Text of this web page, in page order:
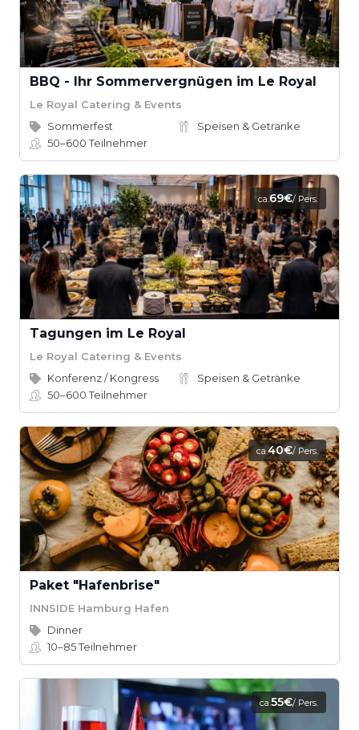
BBQ - Ihr Sommervergnügen im Le Royal
Le Royal Catering & Events
Sommerfest
Speisen & Getränke
50–600Teilnehmer
ca.69€/ Pers.
Tagungen im Le Royal
Le Royal Catering & Events
Konferenz / Kongress
Speisen & Getränke
50–600Teilnehmer
ca.40€/ Pers.
Paket "Hafenbrise"
INNSIDE Hamburg Hafen
Dinner
10–85Teilnehmer
ca.55€/ Pers.